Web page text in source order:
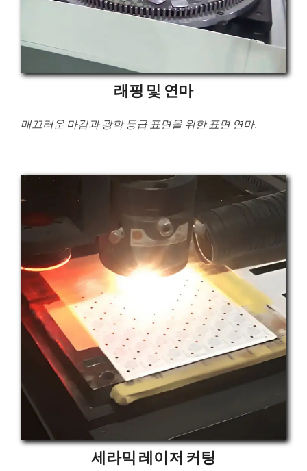
래핑 및 연마
매끄러운 마감과 광학 등급 표면을 위한 표면 연마.
세라믹 레이저 커팅